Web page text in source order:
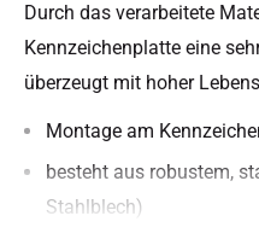
Durch das verarbeitete
Kennzeichenplatte eine
überzeugt mit hoher
Montage am
besteht aus robustem,
Stahlblech)